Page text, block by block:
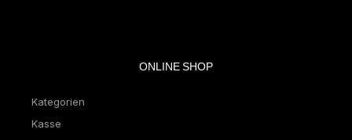
ONLINE SHOP
Kategorien
Kasse